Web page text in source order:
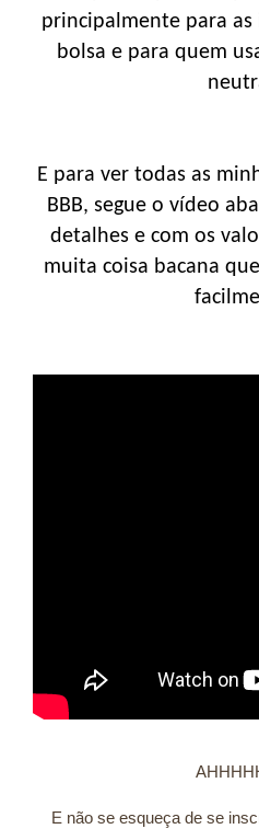
principalmente para
bolsa e para quem
E para ver todas as
BBB, segue o vídeo
detalhes e com os
muita coisa bacana
E não se esqueça de se